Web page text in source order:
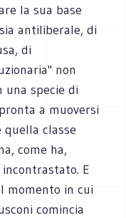
la sua base
antiliberale, di
di
non
una specie di
a muoversi
quella classe
come ha,
E
momento in cui
comincia